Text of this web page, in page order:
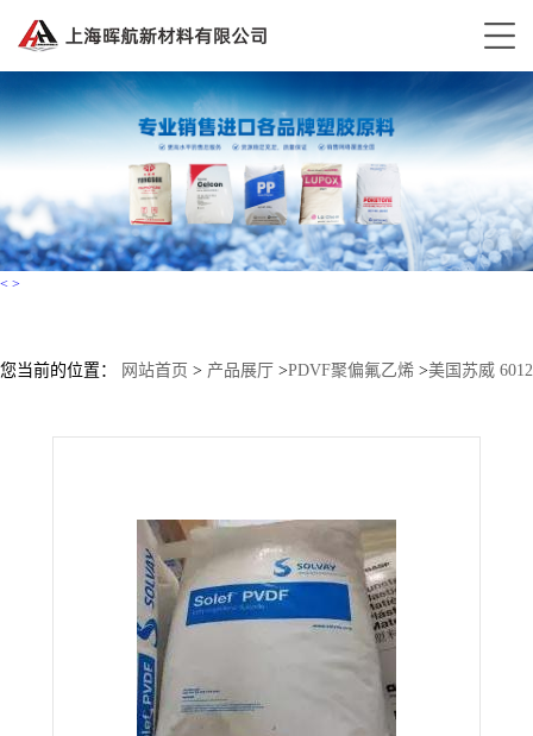
< >
您当前的位置： 网站首页 > 产品展厅 >PDVF聚偏氟乙烯 >美国苏威 6012